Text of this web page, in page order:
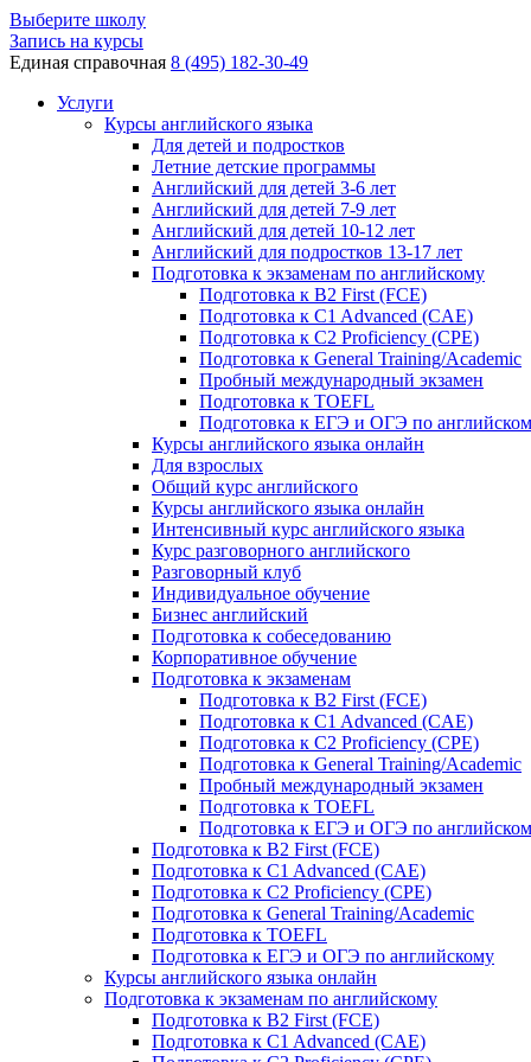
Выберите школу
Запись на курсы
Единая справочная 8 (495) 182-30-49
Услуги
Курсы английского языка
Для детей и подростков
Летние детские программы
Английский для детей 3-6 лет
Английский для детей 7-9 лет
Английский для детей 10-12 лет
Английский для подростков 13-17 лет
Подготовка к экзаменам по английскому
Подготовка к B2 First (FCE)
Подготовка к C1 Advanced (CAE)
Подготовка к C2 Proficiency (CPE)
Подготовка к General Training/Academic
Пробный международный экзамен
Подготовка к TOEFL
Подготовка к ЕГЭ и ОГЭ по
Курсы английского языка онлайн
Для взрослых
Общий курс английского
Курсы английского языка онлайн
Интенсивный курс английского языка
Курс разговорного английского
Разговорный клуб
Индивидуальное обучение
Бизнес английский
Подготовка к собеседованию
Корпоративное обучение
Подготовка к экзаменам
Подготовка к B2 First (FCE)
Подготовка к C1 Advanced (CAE)
Подготовка к C2 Proficiency (CPE)
Подготовка к General Training/Academic
Пробный международный экзамен
Подготовка к TOEFL
Подготовка к ЕГЭ и ОГЭ по
Подготовка к B2 First (FCE)
Подготовка к C1 Advanced (CAE)
Подготовка к C2 Proficiency (CPE)
Подготовка к General Training/Academic
Подготовка к TOEFL
Подготовка к ЕГЭ и ОГЭ по английскому
Курсы английского языка онлайн
Подготовка к экзаменам по английскому
Подготовка к B2 First (FCE)
Подготовка к C1 Advanced (CAE)